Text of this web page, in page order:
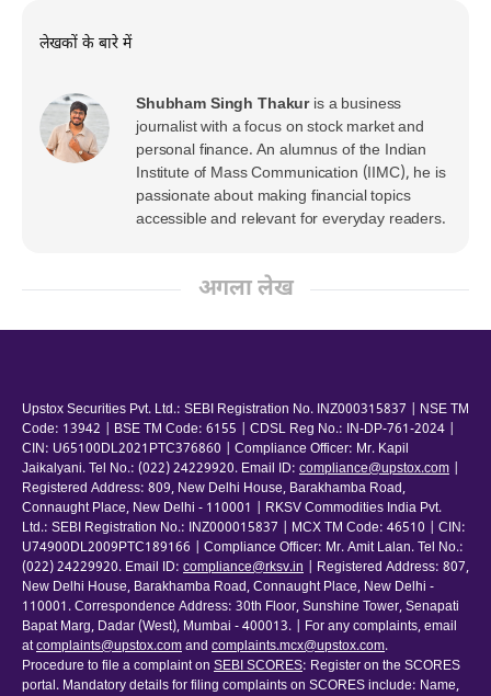
लेखकों के बारे में
Shubham Singh Thakur is a business
journalist with a focus on stock market and
personal finance. An alumnus of the Indian
Institute of Mass Communication (IIMC), he is
passionate about making financial topics
accessible and relevant for everyday readers.
अगला लेख
Upstox Securities Pvt. Ltd.: SEBI Registration No. INZ000315837 | NSE TM
Code: 13942 | BSE TM Code: 6155 | CDSL Reg No.: IN-DP-761-2024 |
CIN: U65100DL2021PTC376860 | Compliance Officer: Mr. Kapil
Jaikalyani. Tel No.: (022) 24229920. Email ID: compliance@upstox.com
Registered Address: 809, New Delhi House, Barakhamba Road,
Connaught Place, New Delhi - 110001 | RKSV Commodities India Pvt.
Ltd.: SEBI Registration No.: INZ000015837 | MCX TM Code: 46510 | CIN:
U74900DL2009PTC189166 | Compliance Officer: Mr. Amit Lalan. Tel No.:
(022) 24229920. Email ID: compliance@rksv.in
| Registered Address: 807,
New Delhi House, Barakhamba Road, Connaught Place, New Delhi -
110001. Correspondence Address: 30th Floor, Sunshine Tower, Senapati
Bapat Marg, Dadar (West), Mumbai - 400013. | For any complaints, email
atcomplaints@upstox.comand complaints.mcx@upstox.com.
Procedure to file a complaint on SEBI SCORES: Register on the SCORES
portal. Mandatory details for filing complaints on SCORES include: Name,